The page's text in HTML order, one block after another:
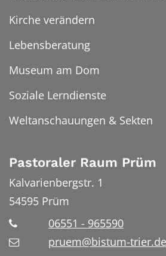
Kirche verändern
Lebensberatung
Museum am Dom
Soziale Lerndienste
Weltanschauungen & Sekten
Pastoraler Raum Prüm
Kalvarienbergstr. 1
54595 Prüm
06551 - 965590
pruem@bistum-trier.de